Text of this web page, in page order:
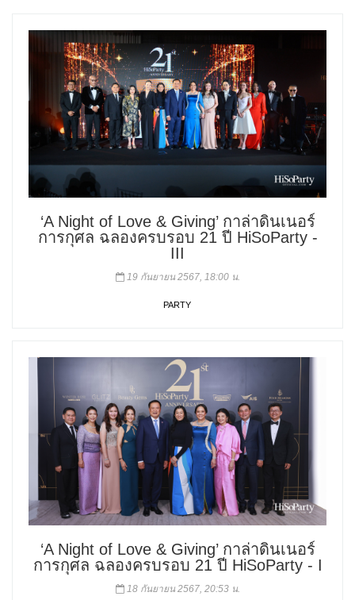
‘A Night of Love & Giving’ กาล่าดินเนอร์
การกุศล ฉลองครบรอบ 21 ปี HiSoParty -
III
19 กันยายน 2567, 18:00 น.
PARTY
‘A Night of Love & Giving’ กาล่าดินเนอร์
การกุศล ฉลองครบรอบ 21 ปี HiSoParty - I
18 กันยายน 2567, 20:53 น.